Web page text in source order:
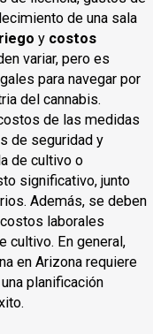
de una sala
y costos
variar, pero es
para navegar por
del cannabis.
de las medidas
de seguridad y
de cultivo o
significativo, junto
Además, se deben
laborales
cultivo. En general,
en Arizona requiere
planificación